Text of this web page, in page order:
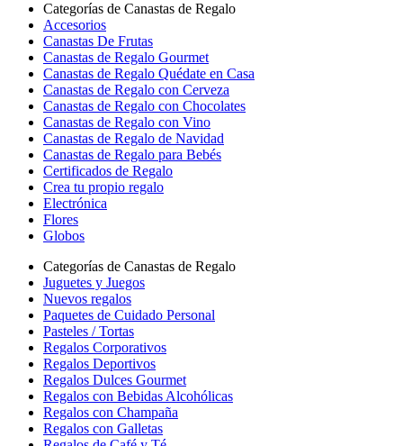
Categorías de Canastas de Regalo
Accesorios
Canastas De Frutas
Canastas de Regalo Gourmet
Canastas de Regalo Quédate en Casa
Canastas de Regalo con Cerveza
Canastas de Regalo con Chocolates
Canastas de Regalo con Vino
Canastas de Regalo de Navidad
Canastas de Regalo para Bebés
Certificados de Regalo
Crea tu propio regalo
Electrónica
Flores
Globos
Categorías de Canastas de Regalo
Juguetes y Juegos
Nuevos regalos
Paquetes de Cuidado Personal
Pasteles / Tortas
Regalos Corporativos
Regalos Deportivos
Regalos Dulces Gourmet
Regalos con Bebidas Alcohólicas
Regalos con Champaña
Regalos con Galletas